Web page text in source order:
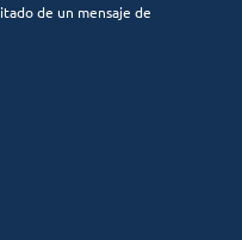
de un mensaje de